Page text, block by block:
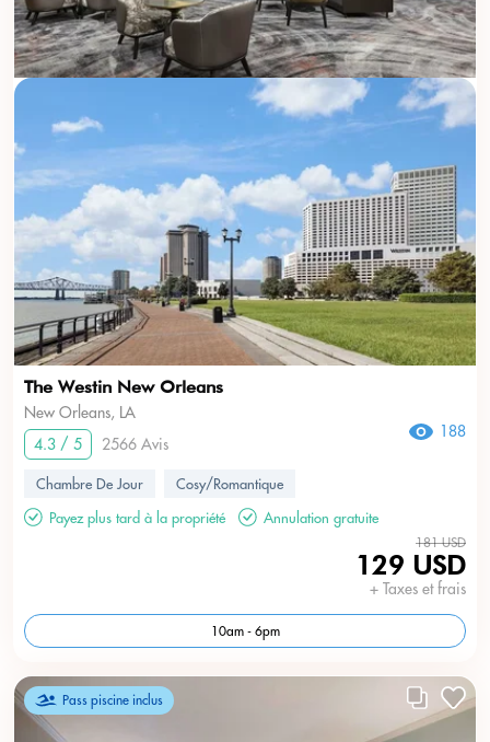
The Westin New Orleans
New Orleans, LA
4.3 / 5
2566 Avis
188
Chambre De Jour
Cosy/Romantique
Payez plus tard à la propriété
Annulation gratuite
181 USD
129 USD
+ Taxes et frais
10am - 6pm
Pass piscine inclus